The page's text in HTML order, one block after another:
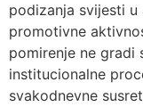
podizanja svijesti
promotivne
pomirenje ne gradi
institucionalne
svakodnevne